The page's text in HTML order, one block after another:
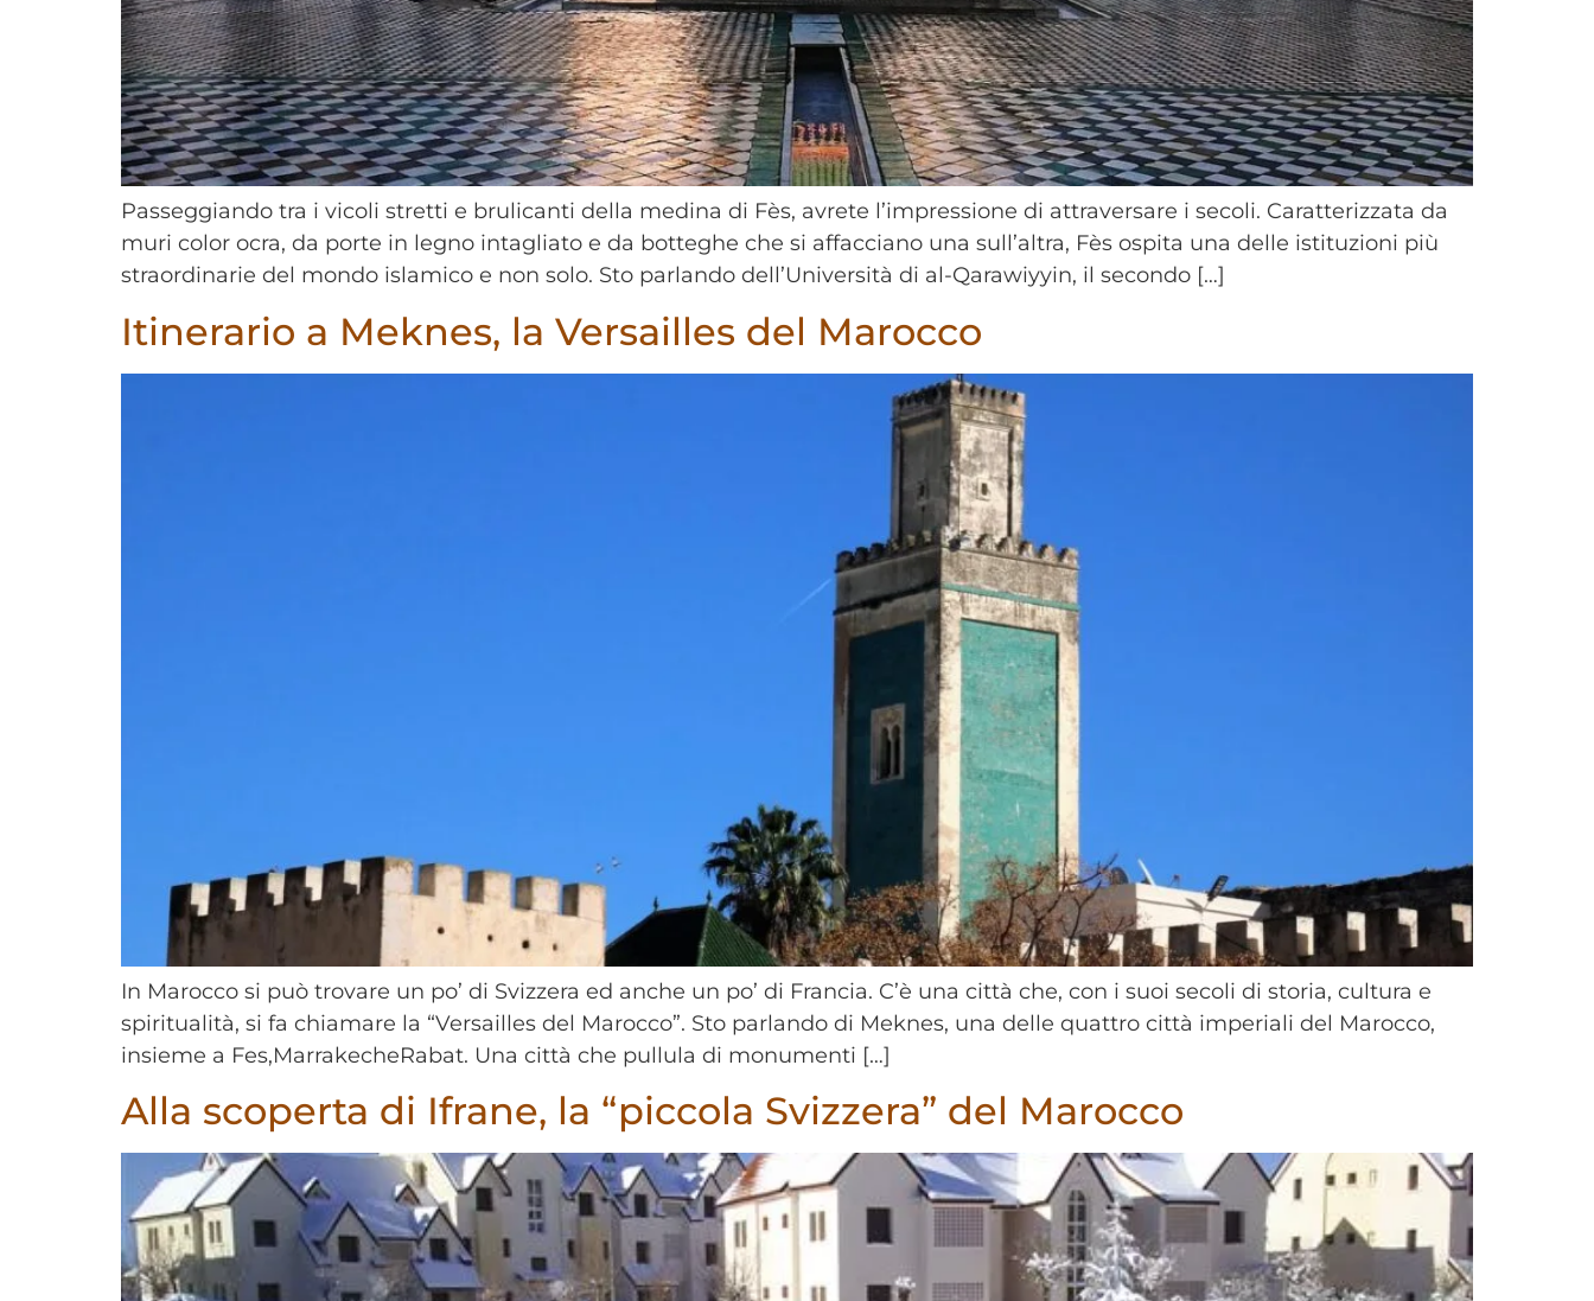
Passeggiando tra i vicoli stretti e brulicanti della medina di Fès, avrete l’impressione di attraversare i secoli. Caratterizzata da
muri color ocra, da porte in legno intagliato e da botteghe che si affacciano una sull’altra, Fès ospita una delle istituzioni più
straordinarie del mondo islamico e non solo. Sto parlando dell’Università di al-Qarawiyyin, il secondo […]
Itinerario a Meknes, la Versailles del Marocco
In Marocco si può trovare un po’ di Svizzera ed anche un po’ di Francia. C’è una città che, con i suoi secoli di storia, cultura e
spiritualità, si fa chiamare la “Versailles del Marocco”. Sto parlando di Meknes, una delle quattro città imperiali del Marocco,
insieme a Fes,MarrakecheRabat. Una città che pullula di monumenti […]
Alla scoperta di Ifrane, la “piccola Svizzera” del Marocco